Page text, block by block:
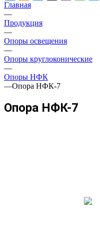
Главная
—
Продукция
—
Опоры освещения
—
Опоры круглоконические
—
Опоры НФК
—Опора НФК-7
Опора НФК-7